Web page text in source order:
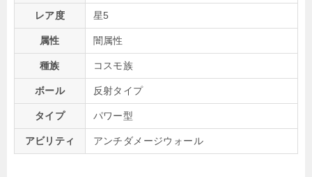
レア度 星5
属性 闇属性
種族 コスモ族
ボール 反射タイプ
タイプ パワー型
アビリティ アンチダメージウォール